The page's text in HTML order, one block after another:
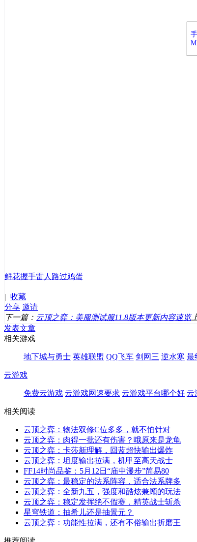
鲜花握手雷人 路过鸡蛋
| 收藏
分享 邀请
下一篇： 云顶之弈：美服测试服11.8版本更新内容速览
发表文章
相关游戏
地下城与勇士 英雄联盟 QQ飞车 剑网三 逆水寒 最
云游戏
免费云游戏 云游戏网速要求 云游戏平台哪个好 云
相关阅读
云顶之弈：物法双修C位多多，就不怕针对
云顶之弈：肉得一批还有伤害？哦原来是龙龟
云顶之弈：卡莎新理解，回蓝超快输出爆炸
云顶之弈：坦度输出拉满，机甲至高天战士
FF14时尚品鉴：5月12日“庙中漫步”简易80
云顶之弈：最稳定的法系阵容，适合法系牌多
云顶之弈：全新九五，强度和酷炫兼顾的玩法
云顶之弈：稳定发挥绝不假赛，精英战士斩杀
星穹铁道：抽希儿还是抽景元？
云顶之弈：功能性拉满，还有不俗输出折磨王